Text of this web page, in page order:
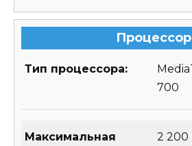
Процессор
Тип процессора:
700
Максимальная
2 200